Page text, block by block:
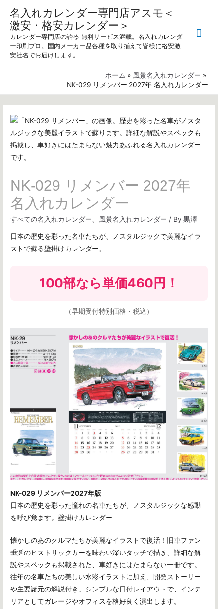
名入れカレンダー専門店アスモ＜
激安・格安カレンダー＞
カレンダー専門店の誇る 無料サービス満載。名入れカレンダ
ー印刷プロ。国内メーカー品各種を取り揃えて皆様に格安激
安社名でお届けします。
メ
ン
メ
ニ
ュ
ホーム
風景名入れカレンダー
NK-029 リメンバー 2027年 名入れカレンダー
NK-029 リメンバー 2027年
名入れカレンダー
すべての名入れカレンダー 風景名入れカレンダー / By黒澤
日本の歴史を彩った名車たちが、ノスタルジックで美麗なイラ
ストで蘇る壁掛けカレンダー。
100部なら単価460円 ！
（早期受付特別価格・税込）
NK-029 リメンバー2027年版
日本の歴史を彩った憧れの名車たちが、ノスタルジックな感動
を呼び覚ます。壁掛けカレンダー
懐かしのあのクルマたちが美麗なイラストで復活！旧車ファン
垂涎のヒストリックカーを味わい深いタッチで描き、詳細な解
説やスペックも掲載された、車好きにはたまらない一冊です。
往年の名車たちの美しい水彩イラストに加え、開発ストーリー
や主要諸元の解説付き。シンプルな日付レイアウトで、インテ
リアとしてガレージやオフィスを格好良く演出します。